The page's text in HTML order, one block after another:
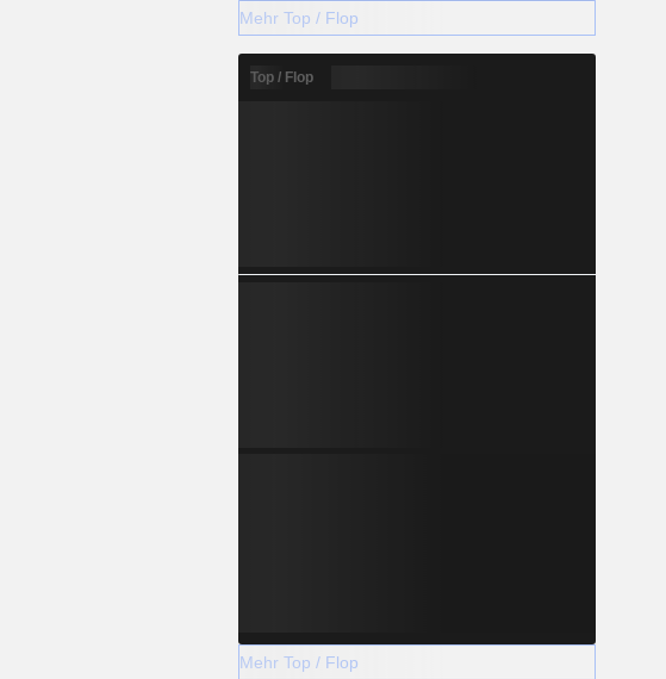
Mehr Top / Flop
Top / Flop
Mehr Top / Flop